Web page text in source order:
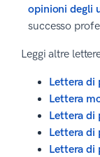
opinioni degli
successo
Leggi altre
Lettera di
Lettera
Lettera di
Lettera di
Lettera di